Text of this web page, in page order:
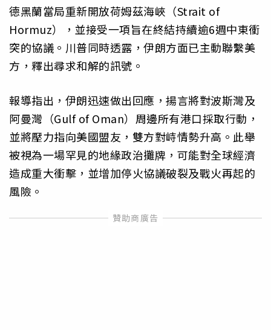
德黑蘭當局重新開放荷姆茲海峽（Strait of
Hormuz），並接受一項旨在終結持續逾6週中東衝
突的協議。川普同時透露，伊朗方面已主動聯繫美
方，釋出尋求和解的訊號。
報導指出，伊朗迅速做出回應，揚言將對波斯灣及
阿曼灣（Gulf of Oman）周邊所有港口採取行動，
並將壓力指向美國盟友，雙方對峙情勢升高。此舉
被視為一場罕見的地緣政治攤牌，可能對全球經濟
造成重大衝擊，並增加停火協議破裂及戰火再起的
風險。